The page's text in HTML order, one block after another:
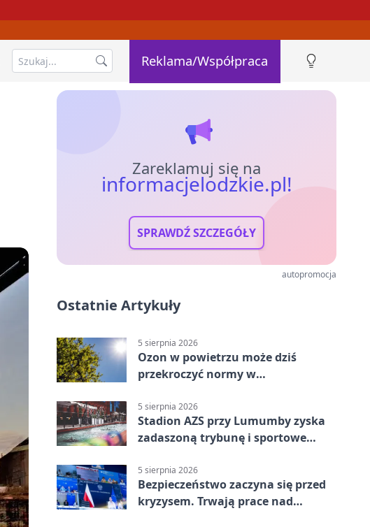
Reklama/Współpraca
Zareklamuj się na
informacjelodzkie.pl!
SPRAWDŹ SZCZEGÓŁY
autopromocja
Ostatnie Artykuły
5 sierpnia 2026
Ozon w powietrzu może dziś
przekroczyć normy w
5 sierpnia 2026
Stadion AZS przy Lumumby zyska
zadaszoną trybunę i sportowe
5 sierpnia 2026
Bezpieczeństwo zaczyna się przed
kryzysem. Trwają prace nad